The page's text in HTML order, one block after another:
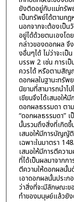
ยังติดอยู่กับแม่ทรัพ
เป็นทรัพย์ได้ตามกฎ
นอกจากจะต้องเป็น
อยู่ได้ด้วยตนเองโด
กล่าวของดอกผล จึ
งอื่นๆได้ ไม่ว่าจะเป็
บรรพ 2 เช่น การเป็
ควรได้ หรือตามสัญ
ดอกผลในฐานะทรัพ
นิยามที่สามารถนำไ
เขียนจึงได้เสนอให้
ดอกผลธรรมดา ตา
“ดอกผลธรรมดา”
นั้นรวมถึงสิ่งที่เกิด
เสนอให้มีการบัญญั
เฉพาะในมาตรา
เสนอให้มีการตีควา
ที่ได้เป็นผลมาจากก
ตีความให้ดอกผลนั้น
เอาดอกผลนั้นประก
ว่าสิ่งที่จะมีลักษณะข
ทำของมนุษย์แล้วยัง